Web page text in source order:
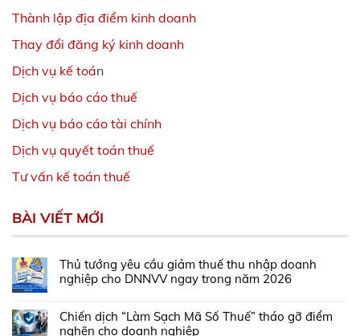
Thành lập địa điểm kinh doanh
Thay đổi đăng ký kinh doanh
Dịch vụ kế toán
Dịch vụ báo cáo thuế
Dịch vụ báo cáo tài chính
Dịch vụ quyết toán thuế
Tư vấn kế toán thuế
BÀI VIẾT MỚI
Thủ tướng yêu cầu giảm thuế thu nhập doanh
nghiệp cho DNNVV ngay trong năm 2026
Chiến dịch “Làm Sạch Mã Số Thuế” tháo gỡ điểm
nghẽn cho doanh nghiệp